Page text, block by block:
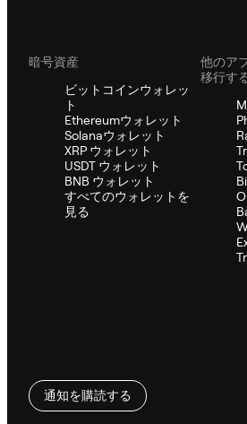
暗号資産
ビットコインウォレッ
ト
Ethereumウォレット
Solanaウォレット
XRP ウォレット
USDT ウォレット
BNB ウォレット
すべてのウォレットを
見る
他のア
移行す
通知を購読する